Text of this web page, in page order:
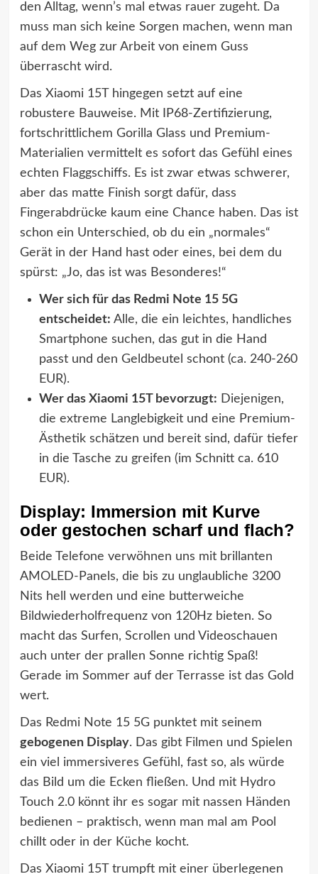
den Alltag, wenn’s mal etwas rauer zugeht. Da
muss man sich keine Sorgen machen, wenn man
auf dem Weg zur Arbeit von einem Guss
überrascht wird.
Das Xiaomi 15T hingegen setzt auf eine
robustere Bauweise. Mit IP68-Zertifizierung,
fortschrittlichem Gorilla Glass und Premium-
Materialien vermittelt es sofort das Gefühl eines
echten Flaggschiffs. Es ist zwar etwas schwerer,
aber das matte Finish sorgt dafür, dass
Fingerabdrücke kaum eine Chance haben. Das ist
schon ein Unterschied, ob du ein „normales“
Gerät in der Hand hast oder eines, bei dem du
spürst: „Jo, das ist was Besonderes!“
Wer sich für das Redmi Note 15 5G
entscheidet: Alle, die ein leichtes, handliches
Smartphone suchen, das gut in die Hand
passt und den Geldbeutel schont (ca. 240-260
EUR).
Wer das Xiaomi 15T bevorzugt: Diejenigen,
die extreme Langlebigkeit und eine Premium-
Ästhetik schätzen und bereit sind, dafür tiefer
in die Tasche zu greifen (im Schnitt ca. 610
EUR).
Display: Immersion mit Kurve
oder gestochen scharf und flach?
Beide Telefone verwöhnen uns mit brillanten
AMOLED-Panels, die bis zu unglaubliche 3200
Nits hell werden und eine butterweiche
Bildwiederholfrequenz von 120Hz bieten. So
macht das Surfen, Scrollen und Videoschauen
auch unter der prallen Sonne richtig Spaß!
Gerade im Sommer auf der Terrasse ist das Gold
wert.
Das Redmi Note 15 5G punktet mit seinem
gebogenen Display. Das gibt Filmen und Spielen
ein viel immersiveres Gefühl, fast so, als würde
das Bild um die Ecken fließen. Und mit Hydro
Touch 2.0 könnt ihr es sogar mit nassen Händen
bedienen – praktisch, wenn man mal am Pool
chillt oder in der Küche kocht.
Das Xiaomi 15T trumpft mit einer überlegenen